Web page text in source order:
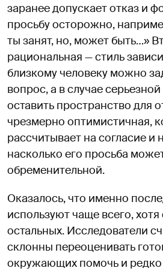
заранее допускает отказ и
просьбу осторожно,
ты занят, но, может быть…»
рациональная — стиль
близкому человеку можно
вопрос, а в случае
оставить пространство для
чрезмерно оптимистичная,
рассчитывает на согласие и
насколько его просьба
обременительной.
Оказалось, что именно
используют чаще всего,
остальных. Исследователи
склонны переоценивать
окружающих помочь и редко